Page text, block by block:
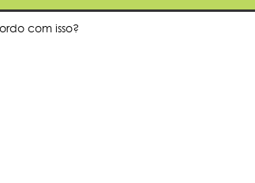
com isso?